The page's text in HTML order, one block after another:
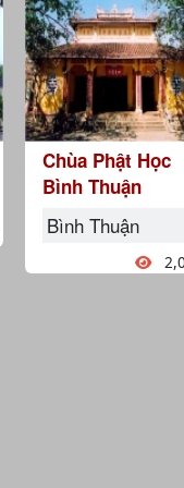
Chùa Phật Học
Bình Thuận
Bình Thuận